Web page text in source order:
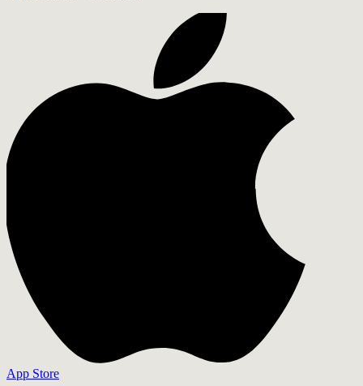
App Store